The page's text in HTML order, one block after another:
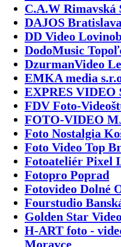
C.A.W Rimavská
DAJOS Bratislava
DD Video
DodoMusic
DzurmanVideo
EMKA media
EXPRES VIDEO
FDV Foto-
FOTO-VIDEO
Foto Nostalgia
Foto Video Top
Fotoateliér Pixel
Fotopro Poprad
Fotovideo Dolné
Fourstudio
Golden Star
H-ART foto -
Moravce